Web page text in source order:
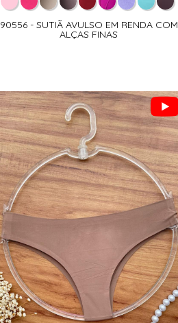
90556 - SUTIÃ AVULSO EM RENDA COM
ALÇAS FINAS